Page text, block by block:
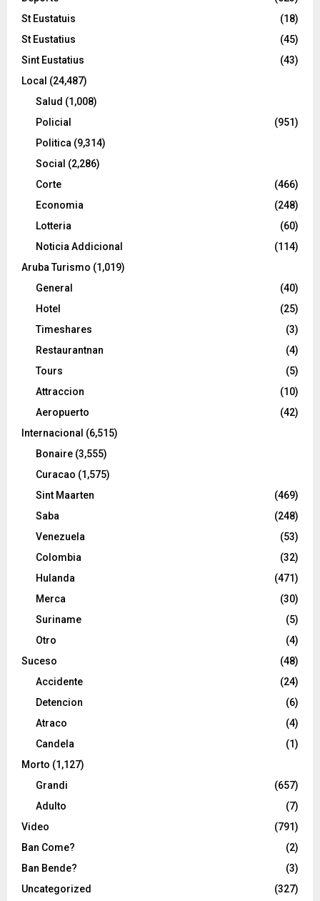
St Eustatuis
(18)
St Eustatius
(45)
Sint Eustatius
(43)
Local (24,487)
Salud (1,008)
Policial
(951)
Politica (9,314)
Social (2,286)
Corte
(466)
Economia
(248)
Lotteria
(60)
Noticia Addicional
(114)
Aruba Turismo (1,019)
General
(40)
Hotel
(25)
Timeshares
(3)
Restaurantnan
(4)
Tours
(5)
Attraccion
(10)
Aeropuerto
(42)
Internacional (6,515)
Bonaire (3,555)
Curacao (1,575)
Sint Maarten
(469)
Saba
(248)
Venezuela
(53)
Colombia
(32)
Hulanda
(471)
Merca
(30)
Suriname
(5)
Otro
(4)
Suceso
(48)
Accidente
(24)
Detencion
(6)
Atraco
(4)
Candela
(1)
Morto (1,127)
Grandi
(657)
Adulto
(7)
Video
(791)
Ban Come?
(2)
Ban Bende?
(3)
Uncategorized
(327)